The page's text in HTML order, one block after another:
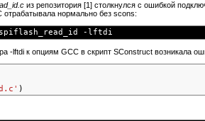
из репозитория [1] столкнулся с ошибкой
отрабатывала нормально без scons:
-lftdi к опциям GCC в скрипт SConstruct возникала